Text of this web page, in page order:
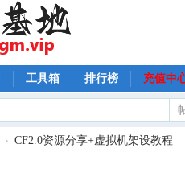
工具箱 排行榜 充值中
› CF2.0资源分享+虚拟机架设教程